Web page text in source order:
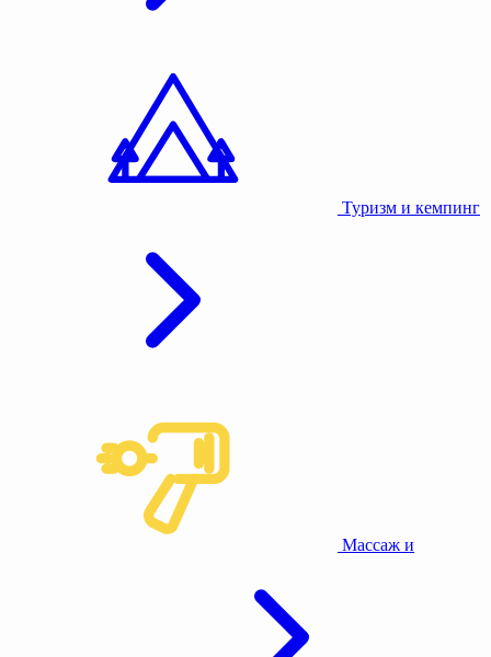
Туризм и кемпинг
Массаж и